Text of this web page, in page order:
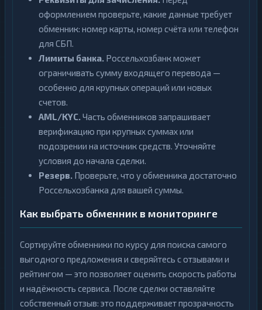
оформлением проверьте, какие данные требует
обменник: номер карты, номер счёта или телефон
для СБП.
Лимиты банка. Россельхозбанк может
ограничивать сумму входящего перевода —
особенно для крупных операций или новых
счетов.
AML/KYC.Часть обменников запрашивает
верификацию при крупных суммах или
подозрении на источник средств. Уточняйте
условия до начала сделки.
Резерв. Проверьте, что у обменника достаточно
Россельхозбанка для вашей суммы.
Как выбрать обменник в мониторинге
Сортируйте обменники по курсу для поиска самого
выгодного предложения и сверяйтесь с отзывами и
рейтингом — это позволяет оценить скорость работы
и надёжность сервиса. После сделки оставляйте
собственный отзыв: это поддерживает прозрачность